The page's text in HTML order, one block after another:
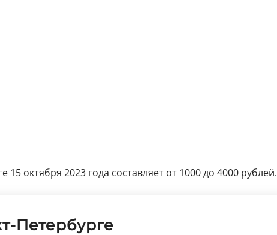
октября 2023 года составляет от 1000 до 4000 рублей.
Петербурге